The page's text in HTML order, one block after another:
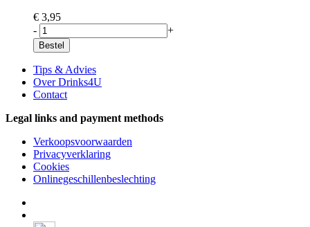
€ 3,95
-
+
Bestel
Tips & Advies
Over Drinks4U
Contact
Legal links and payment methods
Verkoopsvoorwaarden
Privacyverklaring
Cookies
Onlinegeschillenbeslechting